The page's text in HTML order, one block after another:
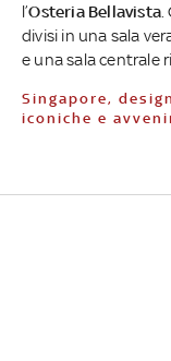
l’Osteria Bellavista
divisi in una sala
e una sala centrale
Singapore, design tour tra le 10 strutture più
iconiche e